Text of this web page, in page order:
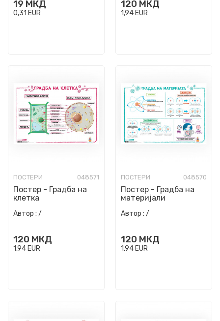
19 МКД
0,31 EUR
120 МКД
1,94 EUR
ПОСТЕРИ 048571
Постер - Градба на
клетка
Автор : /
120 МКД
1,94 EUR
ПОСТЕРИ 048570
Постер - Градба на
материјали
Автор : /
120 МКД
1,94 EUR